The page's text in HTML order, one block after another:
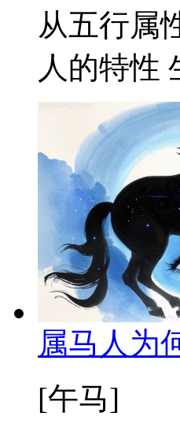
从五行属
人的特性
属马人为
[午马]